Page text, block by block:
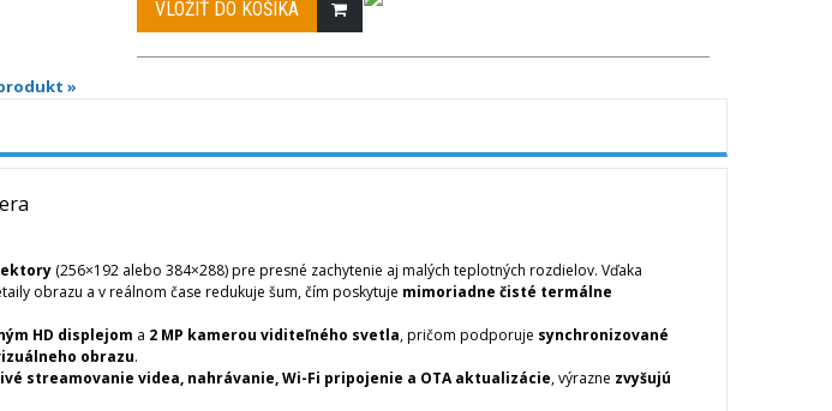
VLOŽIŤ DO KOŠÍKA
»
(256×192 alebo 384×288) pre presné zachytenie aj malých teplotných rozdielov. Vďaka
obrazu a v reálnom čase redukuje šum, čím poskytuje mimoriadne čisté termálne
HD displejom a 2 MP kamerou viditeľného svetla, pričom podporuje synchronizované
obrazu.
streamovanie videa, nahrávanie, Wi-Fi pripojenie a OTA aktualizácie, výrazne zvyšujú